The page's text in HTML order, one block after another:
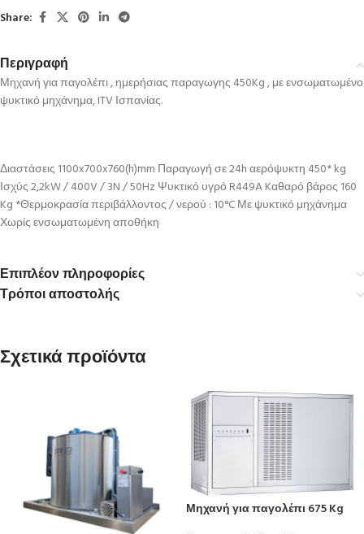
Share:
Περιγραφή
Μηχανή για παγολέπι , ημερήσιας παραγωγης 450Kg , με ενσωματωμένο
ψυκτικό μηχάνημα, ITV Ισπανίας.
Διαστάσεις 1100x700x760(h)mm Παραγωγή σε 24h αερόψυκτη 450* kg
Ισχύς 2,2kW / 400V / 3N / 50Hz Ψυκτικό υγρό R449A Kαθαρό βάρος 160
Kg *Θερμοκρασία περιβάλλοντος / νερού : 10°C Με ψυκτικό μηχάνημα
Χωρίς ενσωματωμένη αποθήκη
Επιπλέον πληροφορίες
Τρόποι αποστολής
Σχετικά προϊόντα
Μηχανή για παγολέπι 675 Kg